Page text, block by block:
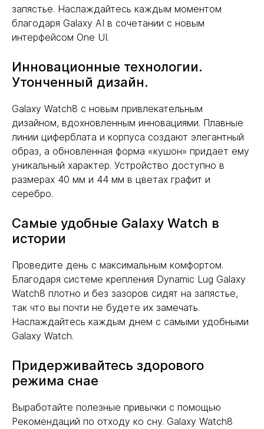
запястье. Наслаждайтесь каждым моментом
благодаря Galaxy AI в сочетании с новым
интерфейсом One UI.
Инновационные технологии.
Утонченный дизайн.
Galaxy Watch8 с новым привлекательным
дизайном, вдохновленным инновациями. Плавные
линии циферблата и корпуса создают элегантный
образ, а обновленная форма «кушон» придает ему
уникальный характер. Устройство доступно в
размерах 40 мм и 44 мм в цветах графит и
серебро.
Самые удобные Galaxy Watch в
истории
Проведите день с максимальным комфортом.
Благодаря системе крепления Dynamic Lug Galaxy
Watch8 плотно и без зазоров сидят на запястье,
так что вы почти не будете их замечать.
Наслаждайтесь каждым днем с самыми удобными
Galaxy Watch.
Придерживайтесь здорового
режима снае
Выработайте полезные привычки с помощью
Рекомендаций по отходу ко сну. Galaxy Watch8